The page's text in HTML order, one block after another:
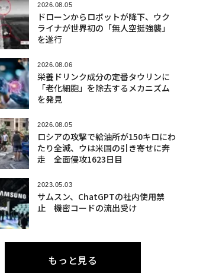
2026.08.05
ドローンからロボットが降下、ウク
ライナが世界初の「無人空挺強襲」
を遂行
2026.08.06
栄養ドリンク成分の定番タウリンに
「老化細胞」を除去するメカニズム
を発見
2026.08.05
ロシアの攻撃で給油所が150キロにわ
たり全滅、ウは米国の引き寄せに奔
走 全面侵攻1623日目
2023.05.03
サムスン、ChatGPTの社内使用禁
止 機密コードの流出受け
もっと見る